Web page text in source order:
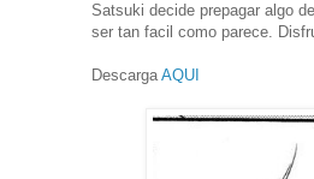
Satsuki decide prepagar algo
ser tan facil como parece.
DescargaAQUI